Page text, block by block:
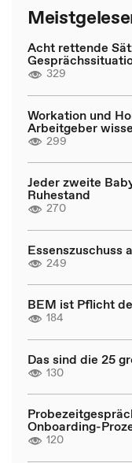
Acht rettende
329
Workation und
Arbeitgeber
299
Jeder zweite
Ruhestand
270
Essenszuschuss
249
BEM ist Pflicht
184
Das sind die 25
130
Onboarding-
120